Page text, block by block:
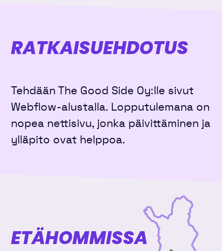
RATKAISU­EHDOTUS
Tehdään The Good Side Oy:lle sivut
Webflow-alustalla. Lopputulemana on
nopea nettisivu, jonka päivittäminen ja
ylläpito ovat helppoa.
ETÄHOMMISSA